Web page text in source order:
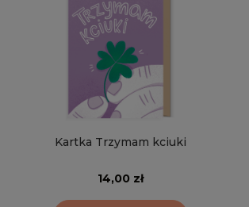
Kartka Trzymam kciuki
14,00 zł